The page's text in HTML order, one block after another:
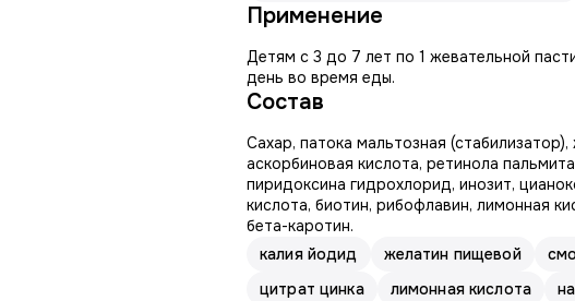
Применение
Детям с 3 до 7 лет по 1 жевательной
день во время еды.
Состав
Сахар, патока мальтозная
аскорбиновая кислота, ретинола
пиридоксина гидрохлорид, инозит,
кислота, биотин, рибофлавин, лимонная
бета-каротин.
калия йодид
желатин пищевой
цитрат цинка
лимонная кислота